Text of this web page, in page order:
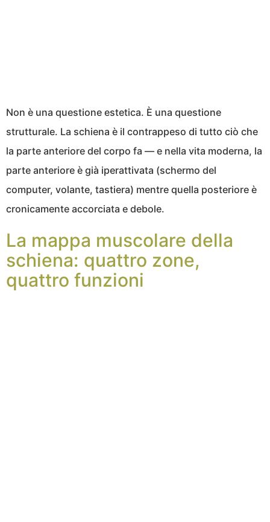
Non è una questione estetica. È una questione
strutturale. La schiena è il contrappeso di tutto ciò che
la parte anteriore del corpo fa — e nella vita moderna, la
parte anteriore è già iperattivata (schermo del
computer, volante, tastiera) mentre quella posteriore è
cronicamente accorciata e debole.
La mappa muscolare della
schiena: quattro zone,
quattro funzioni